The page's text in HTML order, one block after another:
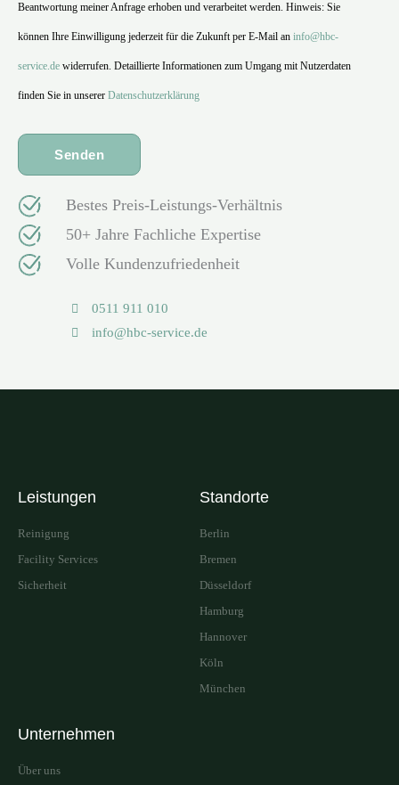
Beantwortung meiner Anfrage erhoben und verarbeitet werden. Hinweis: Sie
können Ihre Einwilligung jederzeit für die Zukunft per E-Mail an info@hbc-
service.de widerrufen. Detaillierte Informationen zum Umgang mit Nutzerdaten
finden Sie in unserer Datenschutzerklärung
Bestes Preis-Leistungs-Verhältnis
50+ Jahre Fachliche Expertise
Volle Kundenzufriedenheit
0511 911 010
info@hbc-service.de
Leistungen
Reinigung
Facility Services
Sicherheit
Standorte
Berlin
Bremen
Düsseldorf
Hamburg
Hannover
Köln
München
Unternehmen
Über uns